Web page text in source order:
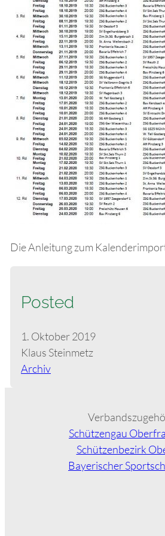
Die Anleitung zum
Posted
1. Oktober 2019
Klaus Steinmetz
Archiv
Schützengau
Schützenbezirk
Bayerischer